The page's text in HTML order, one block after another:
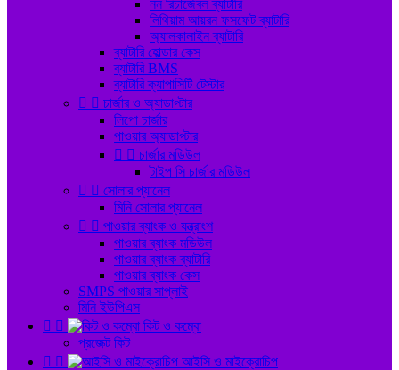
নন রিচার্জেবল ব্যাটারি
লিথিয়াম আয়রন ফসফেট ব্যাটারি
অ্যালকালাইন ব্যাটারি
ব্যাটারি হোল্ডার কেস
ব্যাটারি BMS
ব্যাটারি ক্যাপাসিটি টেস্টার
  চার্জার ও অ্যাডাপ্টার
লিপো চার্জার
পাওয়ার অ্যাডাপ্টার
  চার্জার মডিউল
টাইপ সি চার্জার মডিউল
  সোলার প্যানেল
মিনি সোলার প্যানেল
  পাওয়ার ব্যাংক ও যন্ত্রাংশ
পাওয়ার ব্যাংক মডিউল
পাওয়ার ব্যাংক ব্যাটারি
পাওয়ার ব্যাংক কেস
SMPS পাওয়ার সাপ্লাই
মিনি ইউপিএস
 
কিট ও কম্বো
প্রজেক্ট কিট
 
আইসি ও মাইক্রোচিপ